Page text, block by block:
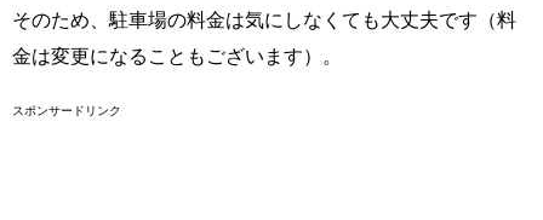
そのため、駐車場の料金は気にしなくても大丈夫です（料
金は変更になることもございます）。
スポンサードリンク